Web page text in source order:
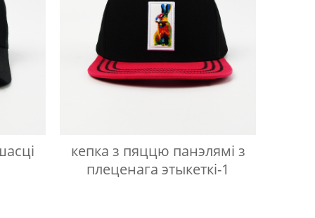
кепка з пяццю панэлямі з
плеценага этыкеткі-1